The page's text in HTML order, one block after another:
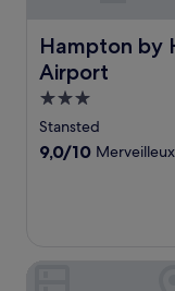
Hampton by
Airport
Hampton by
Hébergement
3.0 étoiles
Stansted
9.0
9,0/10 Merveilleux